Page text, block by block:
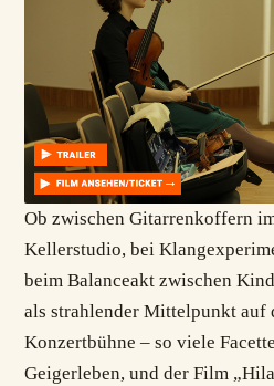
Ob zwischen Gitarrenkoffern
Kellerstudio, bei
beim Balanceakt zwischen
als strahlender Mittelpunkt auf
Konzertbühne – so viele
Geigerleben, und der Film